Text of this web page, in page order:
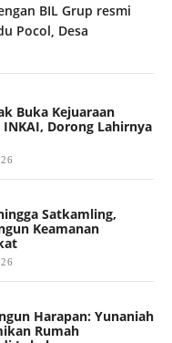
BIL Grup resmi
Pocol, Desa
Buka Kejuaraan
Dorong Lahirnya
Satkamling,
Keamanan
Harapan: Yunaniah
Rumah